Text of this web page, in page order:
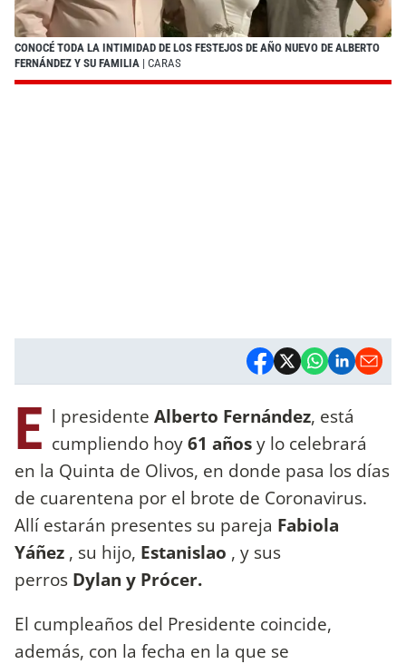
CONOCÉ TODA LA INTIMIDAD DE LOS FESTEJOS DE AÑO NUEVO DE ALBERTO
FERNÁNDEZ Y SU FAMILIA | CARAS
E l presidente Alberto Fernández, está
cumpliendo hoy61 añosy lo celebrará
en la Quinta de Olivos, en donde pasa los días
de cuarentena por el brote de Coronavirus.
Allí estarán presentes su pareja Fabiola
Yáñez , su hijo, Estanislao , y sus
perros Dylan y Prócer.
El cumpleaños del Presidente coincide,
además, con la fecha en la que se